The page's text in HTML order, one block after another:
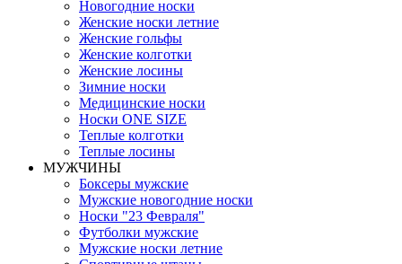
Новогодние носки
Женские носки летние
Женские гольфы
Женские колготки
Женские лосины
Зимние носки
Медицинские носки
Носки ONE SIZE
Теплые колготки
Теплые лосины
МУЖЧИНЫ
Боксеры мужские
Мужские новогодние носки
Носки "23 Февраля"
Футболки мужские
Мужские носки летние